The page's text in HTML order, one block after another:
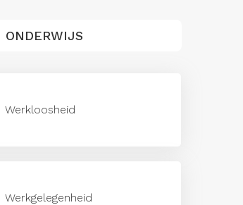
ONDERWIJS
Werkloosheid
Werkgelegenheid